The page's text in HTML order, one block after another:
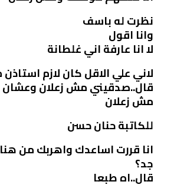
نظرت له باسف
وانا اقول
لا انا عارفة اني غلطانة
لاني علي الاقل كان لازم
قال..صدقيني مش زعلان وعشان
مش زعلان
للكاتبة حنان حسن
انا قررت اساعدك واهربك من
جد؟
قال..اه طبعا